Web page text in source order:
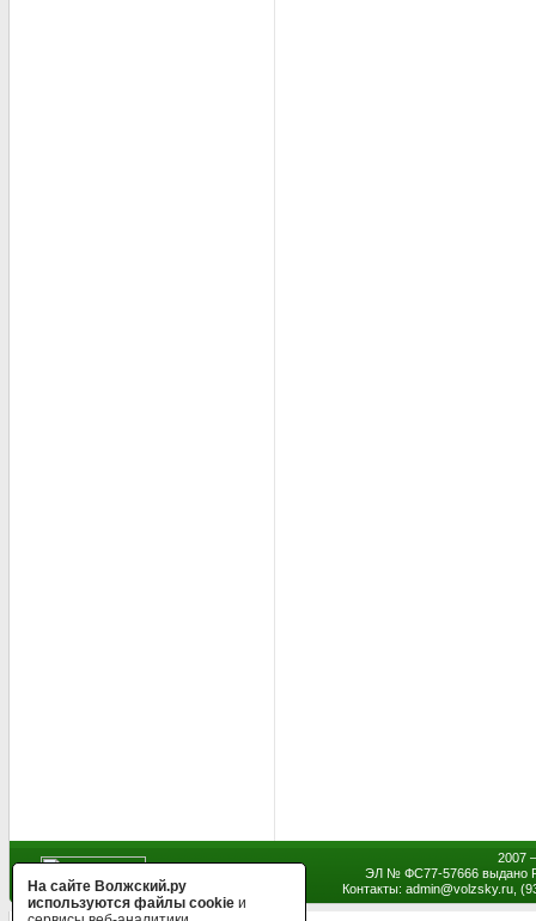
2007
ЭЛ № ФС77-57666 выдано
Контакты: admin@volzsky.ru,
На сайте Волжский.ру
используются файлы cookie и